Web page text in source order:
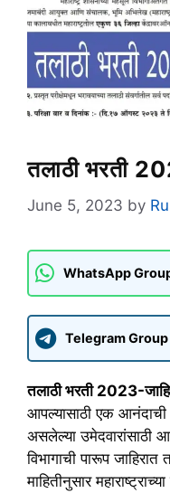
तलाठी भरती
June 5, 2023 by
WhatsApp
Telegram Group
तलाठी भरती 2023-
आपल्यासाठी एक आनंदाची
असलेल्या उमेदवारांसाठी
विभागाची पारूप
माहितीनुसार